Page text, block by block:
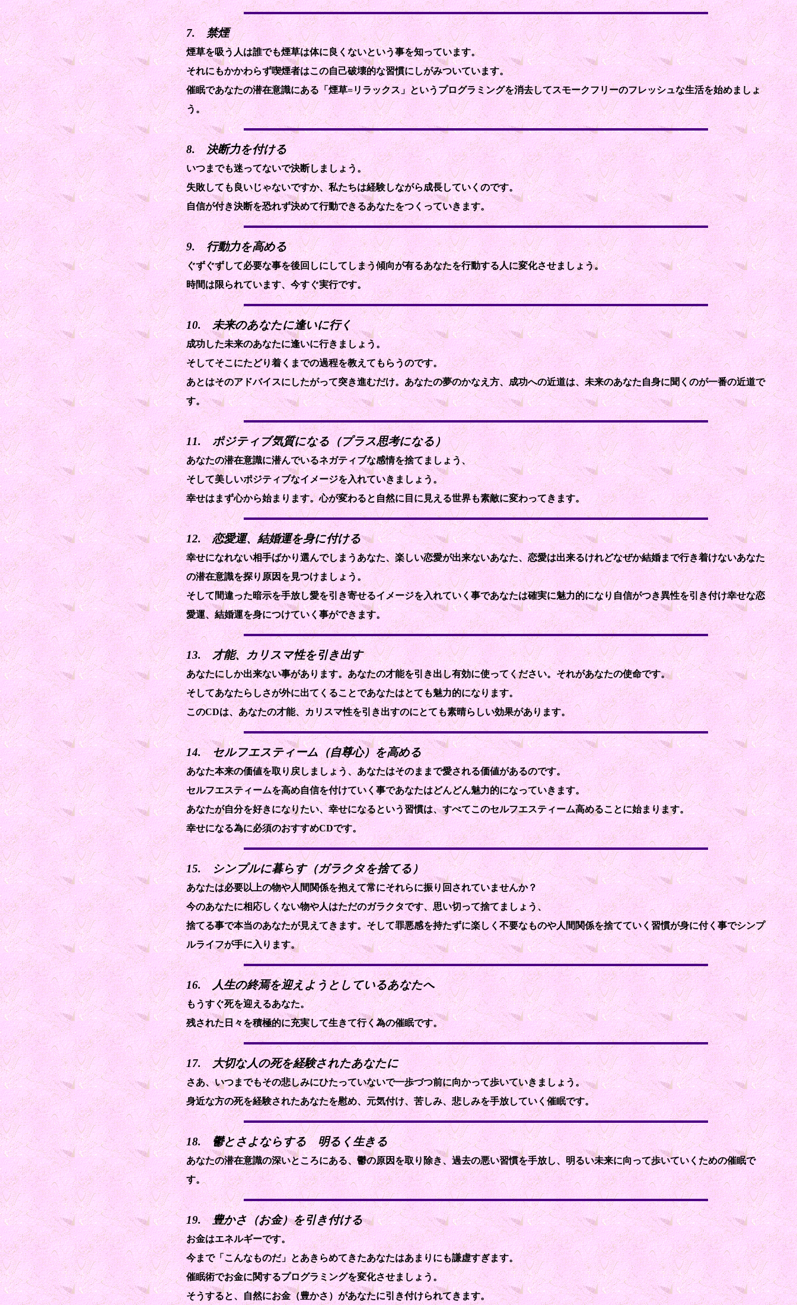
7. 禁煙
煙草を吸う人は誰でも煙草は体に良くないという事を知っています。
それにもかかわらず喫煙者はこの自己破壊的な習慣にしがみついています。
催眠であなたの潜在意識にある「煙草=リラックス」というプログラミングを消去してスモークフリーのフレッシュな生活を始めましょ
う。
8. 決断力を付ける
いつまでも迷ってないで決断しましょう。
失敗しても良いじゃないですか、私たちは経験しながら成長していくのです。
自信が付き決断を恐れず決めて行動できるあなたをつくっていきます。
9. 行動力を高める
ぐずぐずして必要な事を後回しにしてしまう傾向が有るあなたを行動する人に変化させましょう。
時間は限られています、今すぐ実行です。
10. 未来のあなたに逢いに行く
成功した未来のあなたに逢いに行きましょう。
そしてそこにたどり着くまでの過程を教えてもらうのです。
あとはそのアドバイスにしたがって突き進むだけ。あなたの夢のかなえ方、成功への近道は、未来のあなた自身に聞くのが一番の近道で
す。
11. ポジティブ気質になる（プラス思考になる）
あなたの潜在意識に潜んでいるネガティブな感情を捨てましょう、
そして美しいポジティブなイメージを入れていきましょう。
幸せはまず心から始まります。心が変わると自然に目に見える世界も素敵に変わってきます。
12. 恋愛運、結婚運を身に付ける
幸せになれない相手ばかり選んでしまうあなた、楽しい恋愛が出来ないあなた、恋愛は出来るけれどなぜか結婚まで行き着けないあなた
の潜在意識を探り原因を見つけましょう。
そして間違った暗示を手放し愛を引き寄せるイメージを入れていく事であなたは確実に魅力的になり自信がつき異性を引き付け幸せな恋
愛運、結婚運を身につけていく事ができます。
13. 才能、カリスマ性を引き出す
あなたにしか出来ない事があります。あなたの才能を引き出し有効に使ってください。それがあなたの使命です。
そしてあなたらしさが外に出てくることであなたはとても魅力的になります。
このCDは、あなたの才能、カリスマ性を引き出すのにとても素晴らしい効果があります。
14. セルフエスティーム（自尊心）を高める
あなた本来の価値を取り戻しましょう、あなたはそのままで愛される価値があるのです。
セルフエスティームを高め自信を付けていく事であなたはどんどん魅力的になっていきます。
あなたが自分を好きになりたい、幸せになるという習慣は、すべてこのセルフエスティーム高めることに始まります。
幸せになる為に必須のおすすめCDです。
15. シンプルに暮らす（ガラクタを捨てる）
あなたは必要以上の物や人間関係を抱えて常にそれらに振り回されていませんか？
今のあなたに相応しくない物や人はただのガラクタです、思い切って捨てましょう、
捨てる事で本当のあなたが見えてきます。そして罪悪感を持たずに楽しく不要なものや人間関係を捨てていく習慣が身に付く事でシンプ
ルライフが手に入ります。
16. 人生の終焉を迎えようとしているあなたへ
もうすぐ死を迎えるあなた。
残された日々を積極的に充実して生きて行く為の催眠です。
17. 大切な人の死を経験されたあなたに
さあ、いつまでもその悲しみにひたっていないで一歩づつ前に向かって歩いていきましょう。
身近な方の死を経験されたあなたを慰め、元気付け、苦しみ、悲しみを手放していく催眠です。
18. 鬱とさよならする 明るく生きる
あなたの潜在意識の深いところにある、鬱の原因を取り除き、過去の悪い習慣を手放し、明るい未来に向って歩いていくための催眠で
す。
19. 豊かさ（お金）を引き付ける
お金はエネルギーです。
今まで「こんなものだ」とあきらめてきたあなたはあまりにも謙虚すぎます。
催眠術でお金に関するプログラミングを変化させましょう。
そうすると、自然にお金（豊かさ）があなたに引き付けられてきます。